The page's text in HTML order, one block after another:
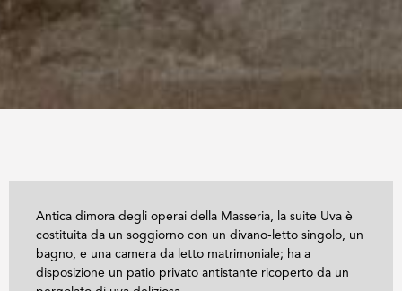
Antica dimora degli operai della Masseria, la suite Uva è
costituita da un soggiorno con un divano-letto singolo, un
bagno, e una camera da letto matrimoniale; ha a
disposizione un patio privato antistante ricoperto da un